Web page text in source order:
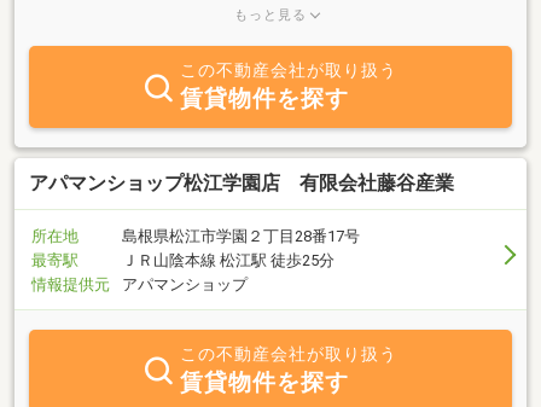
ン売買専門チームがマンション売買をお手伝い致します！売却のご
い！【弊社について】あなぶきハウジンググループは、あなぶき興
産が分譲する「アルファステイツ」「アルファスマート」をはじめ
とする、分譲マンション等の建物管理業、西日本中心に運営する賃
貸仲介「部屋ナビshop」、開発事業、パーキング事業「あなぶきパ
ーク」、不動産仲介業、リフォーム・インテリア製品等販売事業、
建築設計監理事業、損害保険代理店事業を営んでいる総合不動産会
備機器を体感・操作できる「マンション生活学習館 あなぶきＰＭ
アカデミー」を活用した人材育成やマンション入居者様の研修にも
対応し、分譲マンションの管理戸数では西日本最大級。近年ではグ
もっと見る
この不動産会社が取り扱う
賃貸物件を探す
アパマンショップ松江学園店 有限会社藤谷産業
所在地
島根県松江市学園２丁目28番17号
最寄駅
ＪＲ山陰本線 松江駅 徒歩25分
情報提供元
アパマンショップ
この不動産会社が取り扱う
賃貸物件を探す